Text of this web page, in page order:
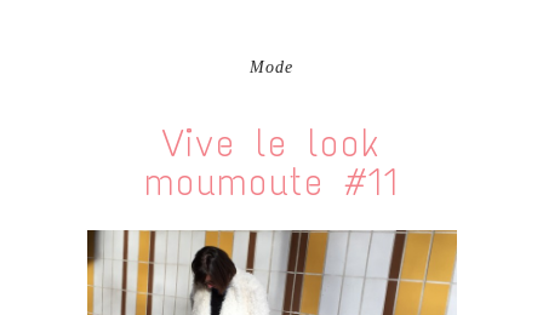
Mode
Vive le look
moumoute #11